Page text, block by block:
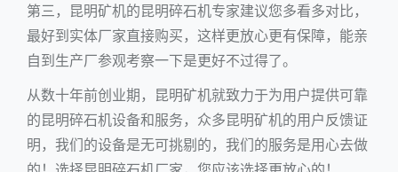
第三，昆明矿机的昆明碎石机专家建议您多看多对比，
最好到实体厂家直接购买，这样更放心更有保障，能亲
自到生产厂参观考察一下是更好不过得了。
从数十年前创业期，昆明矿机就致力于为用户提供可靠
的昆明碎石机设备和服务，众多昆明矿机的用户反馈证
明，我们的设备是无可挑剔的，我们的服务是用心去做